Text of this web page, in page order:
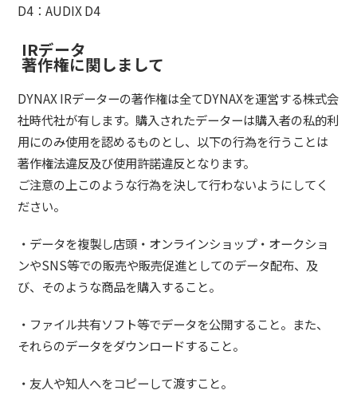
D4：AUDIX D4
IRデータ
著作権に関しまして
DYNAX IRデーターの著作権は全てDYNAXを運営する株式会
社時代社が有します。購入されたデーターは購入者の私的利
用にのみ使用を認めるものとし、以下の行為を行うことは
著作権法違反及び使用許諾違反となります。
ご注意の上このような行為を決して行わないようにしてく
ださい。
・データを複製し店頭・オンラインショップ・オークショ
ンやSNS等での販売や販売促進としてのデータ配布、及
び、そのような商品を購入すること。
・ファイル共有ソフト等でデータを公開すること。また、
それらのデータをダウンロードすること。
・友人や知人へをコピーして渡すこと。